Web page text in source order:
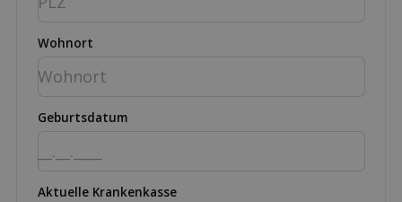
Wohnort
Geburtsdatum
Aktuelle Krankenkasse